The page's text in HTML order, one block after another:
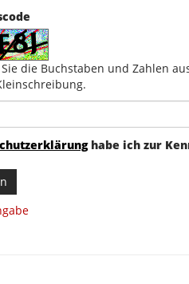
die Buchstaben und Zahlen
habe ich zur